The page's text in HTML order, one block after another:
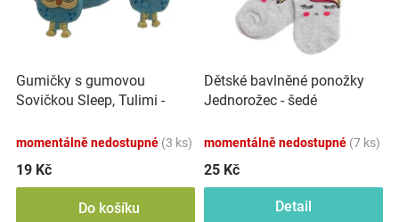
ůo
d
u
t
ů
Gumičky s gumovou
Sovičkou Sleep, Tulimi -
momentálně nedostupné (3 ks)
19 Kč
Do košíku
Dětské bavlněné ponožky
Jednorožec - šedé
momentálně nedostupné (7 ks)
25 Kč
Detail